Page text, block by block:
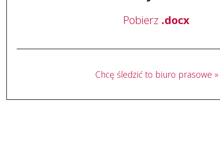
Pobierz .docx
Chcę śledzić to biuro prasowe »